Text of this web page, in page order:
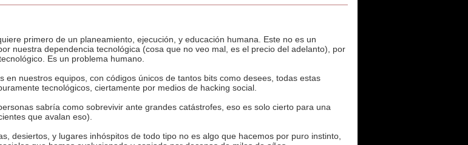
primero de un planeamiento, ejecución, y educación humana. Este no es un
nuestra dependencia tecnológica (cosa que no veo mal, es el precio del adelanto), por
Es un problema humano.
en nuestros equipos, con códigos únicos de tantos bits como desees, todas estas
tecnológicos, ciertamente por medios de hacking social.
sabría como sobrevivir ante grandes catástrofes, eso es solo cierto para una
que avalan eso).
desiertos, y lugares inhóspitos de todo tipo no es algo que hacemos por puro instinto,